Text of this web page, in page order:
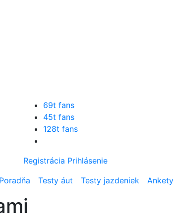
69t fans
45t fans
128t fans
Registrácia Prihlásenie
Poradňa Testy áut Testy jazdeniek Ankety